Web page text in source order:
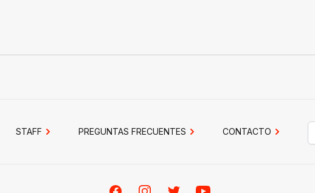
STAFF PREGUNTAS FRECUENTES CONTACTO